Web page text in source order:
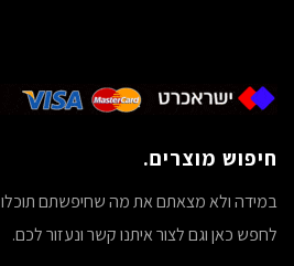
חיפוש מוצרים.
במידה ולא מצאתם את מה שחיפשתם תוכלו
לחפש כאן וגם לצור איתנו קשר ונעזור לכם.